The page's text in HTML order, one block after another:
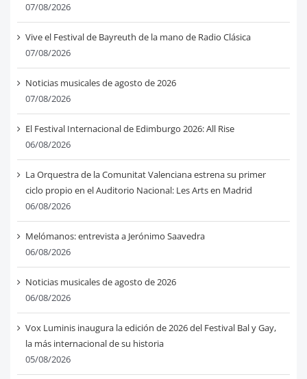
07/08/2026
Vive el Festival de Bayreuth de la mano de Radio Clásica
07/08/2026
Noticias musicales de agosto de 2026
07/08/2026
El Festival Internacional de Edimburgo 2026: All Rise
06/08/2026
La Orquestra de la Comunitat Valenciana estrena su primer
ciclo propio en el Auditorio Nacional: Les Arts en Madrid
06/08/2026
Melómanos: entrevista a Jerónimo Saavedra
06/08/2026
Noticias musicales de agosto de 2026
06/08/2026
Vox Luminis inaugura la edición de 2026 del Festival Bal y Gay,
la más internacional de su historia
05/08/2026